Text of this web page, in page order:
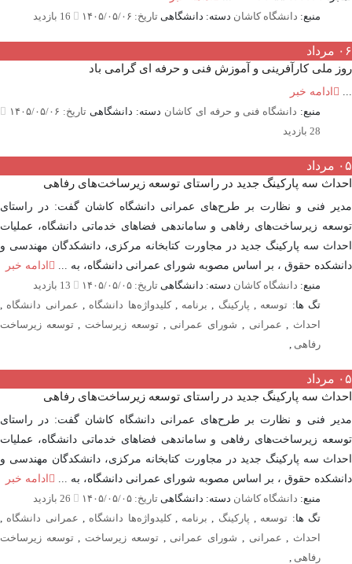
منبع:دانشگاه کاشان دسته: دانشگاهیتاریخ: ۱۴۰۵/۰۵/۰۶ 16 بازدید
مرداد
ملی کارآفرینی و آموزش فنی و حرفه ای گرامی باد
ادامه خبر
منبع:دانشگاه فنی و حرفه ای کاشان دسته: دانشگاهیتاریخ: ۱۴۰۵/۰۵/۰۶
مرداد
سه پارکینگ جدید در راستای توسعه زیرساخت‌های رفاهی
فنی و نظارت بر طرح‌های عمرانی دانشگاه کاشان گفت: در راستای
زیرساخت‌های رفاهی و ساماندهی فضاهای خدماتی دانشگاه، عملیات
سه پارکینگ جدید در مجاورت کتابخانه مرکزی، دانشکدگان مهندسی و
حقوق ، بر اساس مصوبه شورای عمرانی دانشگاه، به ...
ادامه خبر
منبع:دانشگاه کاشان دسته: دانشگاهیتاریخ: ۱۴۰۵/۰۵/۰۵
13 بازدید
تگ ها:توسعه,پارکینگ,برنامه,کلیدواژه‌ها دانشگاه,عمرانی دانشگاه,
احداث , عمرانی , شورای عمرانی , توسعه زیرساخت, توسعه زیرساخت
رفاهی,
مرداد
سه پارکینگ جدید در راستای توسعه زیرساخت‌های رفاهی
فنی و نظارت بر طرح‌های عمرانی دانشگاه کاشان گفت: در راستای
زیرساخت‌های رفاهی و ساماندهی فضاهای خدماتی دانشگاه، عملیات
سه پارکینگ جدید در مجاورت کتابخانه مرکزی، دانشکدگان مهندسی و
حقوق ، بر اساس مصوبه شورای عمرانی دانشگاه، به ...
ادامه خبر
منبع:دانشگاه کاشان دسته: دانشگاهیتاریخ: ۱۴۰۵/۰۵/۰۵
26 بازدید
تگ ها:توسعه,پارکینگ,برنامه,کلیدواژه‌ها دانشگاه,عمرانی دانشگاه,
احداث , عمرانی , شورای عمرانی , توسعه زیرساخت, توسعه زیرساخت
رفاهی,